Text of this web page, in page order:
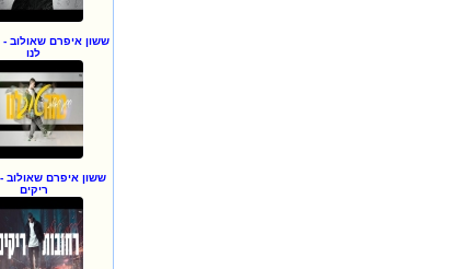
ששון איפרם שאולוב
לנו
ששון איפרם שאולוב
ריקים